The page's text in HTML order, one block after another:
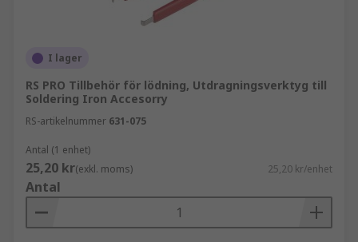
I lager
RS PRO Tillbehör för lödning, Utdragningsverktyg till
Soldering Iron Accesorry
RS-artikelnummer 631-075
Antal (1 enhet)
25,20 kr(exkl. moms) 25,20 kr/enhet
Antal